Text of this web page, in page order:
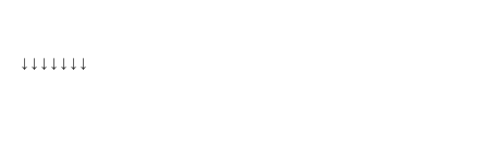
↓↓↓↓↓↓↓